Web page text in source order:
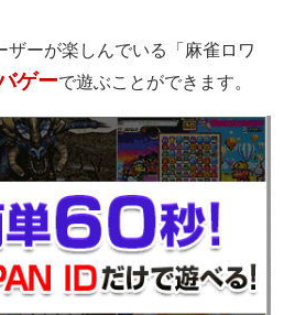
ザーが楽しんでいる「麻雀ロワ
ゲーで遊ぶことができます。